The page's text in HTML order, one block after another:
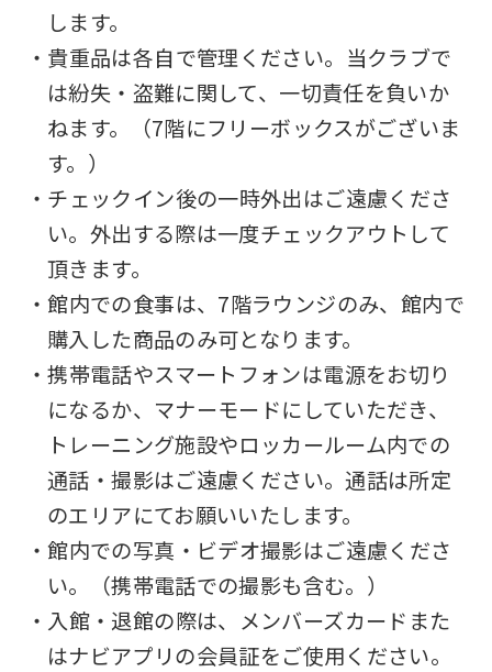
します。
・貴重品は各自で管理ください。当クラブで
は紛失・盗難に関して、一切責任を負いか
ねます。（7階にフリーボックスがございま
す。）
・チェックイン後の一時外出はご遠慮くださ
い。外出する際は一度チェックアウトして
頂きます。
・館内での食事は、7階ラウンジのみ、館内で
購入した商品のみ可となります。
・携帯電話やスマートフォンは電源をお切り
になるか、マナーモードにしていただき、
トレーニング施設やロッカールーム内での
通話・撮影はご遠慮ください。通話は所定
のエリアにてお願いいたします。
・館内での写真・ビデオ撮影はご遠慮くださ
い。（携帯電話での撮影も含む。）
・入館・退館の際は、メンバーズカードまた
はナビアプリの会員証をご使用ください。